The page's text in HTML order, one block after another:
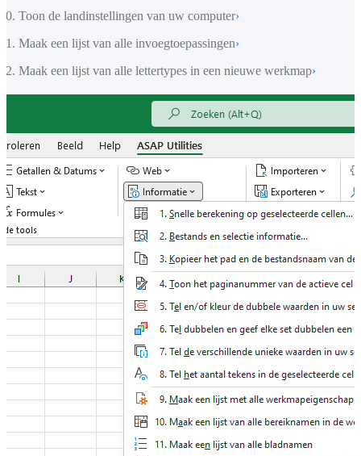
Toon de landinstellingen van uw computer›
Maak een lijst van alle invoegtoepassingen›
Maak een lijst van alle lettertypes in een nieuwe werkmap›